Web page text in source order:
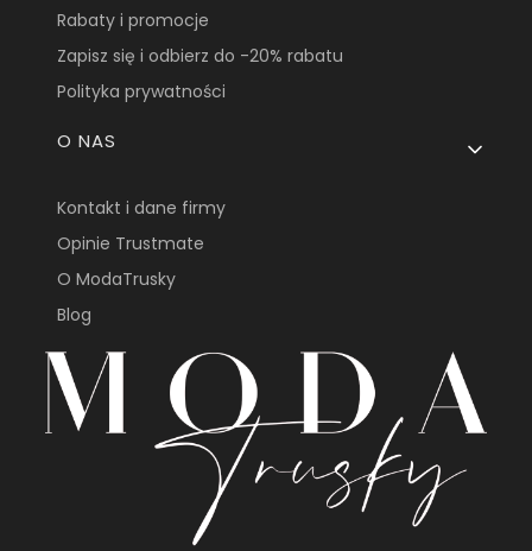
Rabaty i promocje
Zapisz się i odbierz do -20% rabatu
Polityka prywatności
O NAS
Kontakt i dane firmy
Opinie Trustmate
O ModaTrusky
Blog